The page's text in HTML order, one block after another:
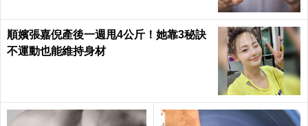
順嬪張嘉倪產後一週甩4公斤！她靠3秘訣
不運動也能維持身材